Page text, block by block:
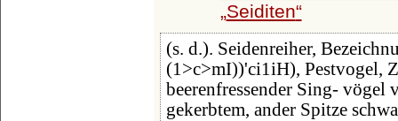
Seiditen
(s. d.). Seidenreiher,
(1>c>mI))'ci1iH), Pestvogel,
beerenfressender Sing- vögel
gekerbtem, ander Spitze